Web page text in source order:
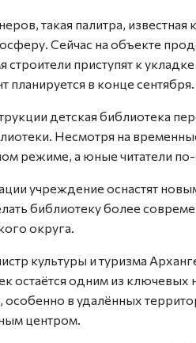
такая палитра,
Сейчас на объекте
приступят к
планируется в конце сентября.
детская библиотека
Несмотря на
режиме, а юные читатели
учреждение оснастят
библиотеку более
округа.
культуры и туризма
остаётся одним из
в удалённых
центром.